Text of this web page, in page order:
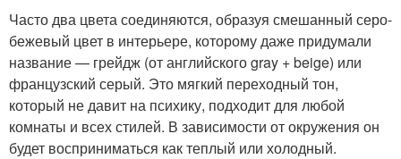
Часто два цвета соединяются, образуя смешанный серо-
бежевый цвет в интерьере, которому даже придумали
название — грейдж (от английского gray + beige) или
французский серый. Это мягкий переходный тон,
который не давит на психику, подходит для любой
комнаты и всех стилей. В зависимости от окружения он
будет восприниматься как теплый или холодный.